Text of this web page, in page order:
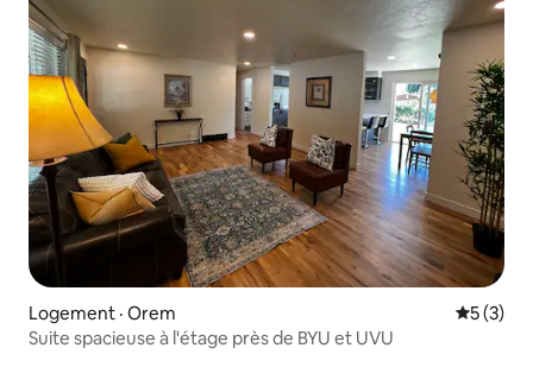
Logement · Orem Note
5 (3)
Suite spacieuse à l'étage près de BYU et UVU